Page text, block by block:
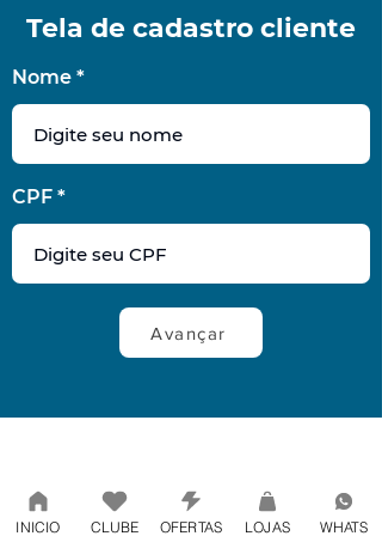
Tela de cadastro cliente
Nome
CPF
Avançar
INICIO CLUBE OFERTAS LOJAS WHATS